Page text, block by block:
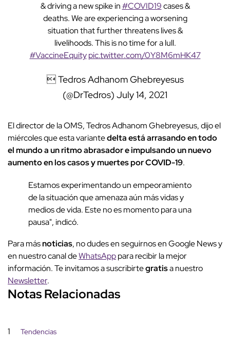
& driving a new spike in#COVID19cases &
deaths. We are experiencing a worsening
situation that further threatens lives &
livelihoods. This is no time for a lull.
#VaccineEquity pic.twitter.com/0Y8M6mHK47
 Tedros Adhanom Ghebreyesus
(@DrTedros) July 14, 2021
El director de la OMS, Tedros Adhanom Ghebreyesus, dijo el
miércoles que esta variantedelta está arrasando en todo
el mundo a un ritmo abrasador e impulsando un nuevo
aumento en los casos y muertes por COVID-19.
Estamos experimentando un empeoramiento
de la situación que amenaza aún más vidas y
medios de vida. Este no es momento para una
pausa", indicó.
Para másnoticias, no dudes en seguirnos en Google News y
en nuestro canal deWhatsApppara recibir la mejor
información. Te invitamos a suscribirtegratisa nuestro
Newsletter.
Notas Relacionadas
1 Tendencias